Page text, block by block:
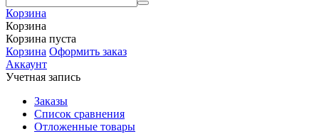
Корзина
Корзина
Корзина пуста
Корзина Оформить заказ
Аккаунт
Учетная запись
Заказы
Список сравнения
Отложенные товары